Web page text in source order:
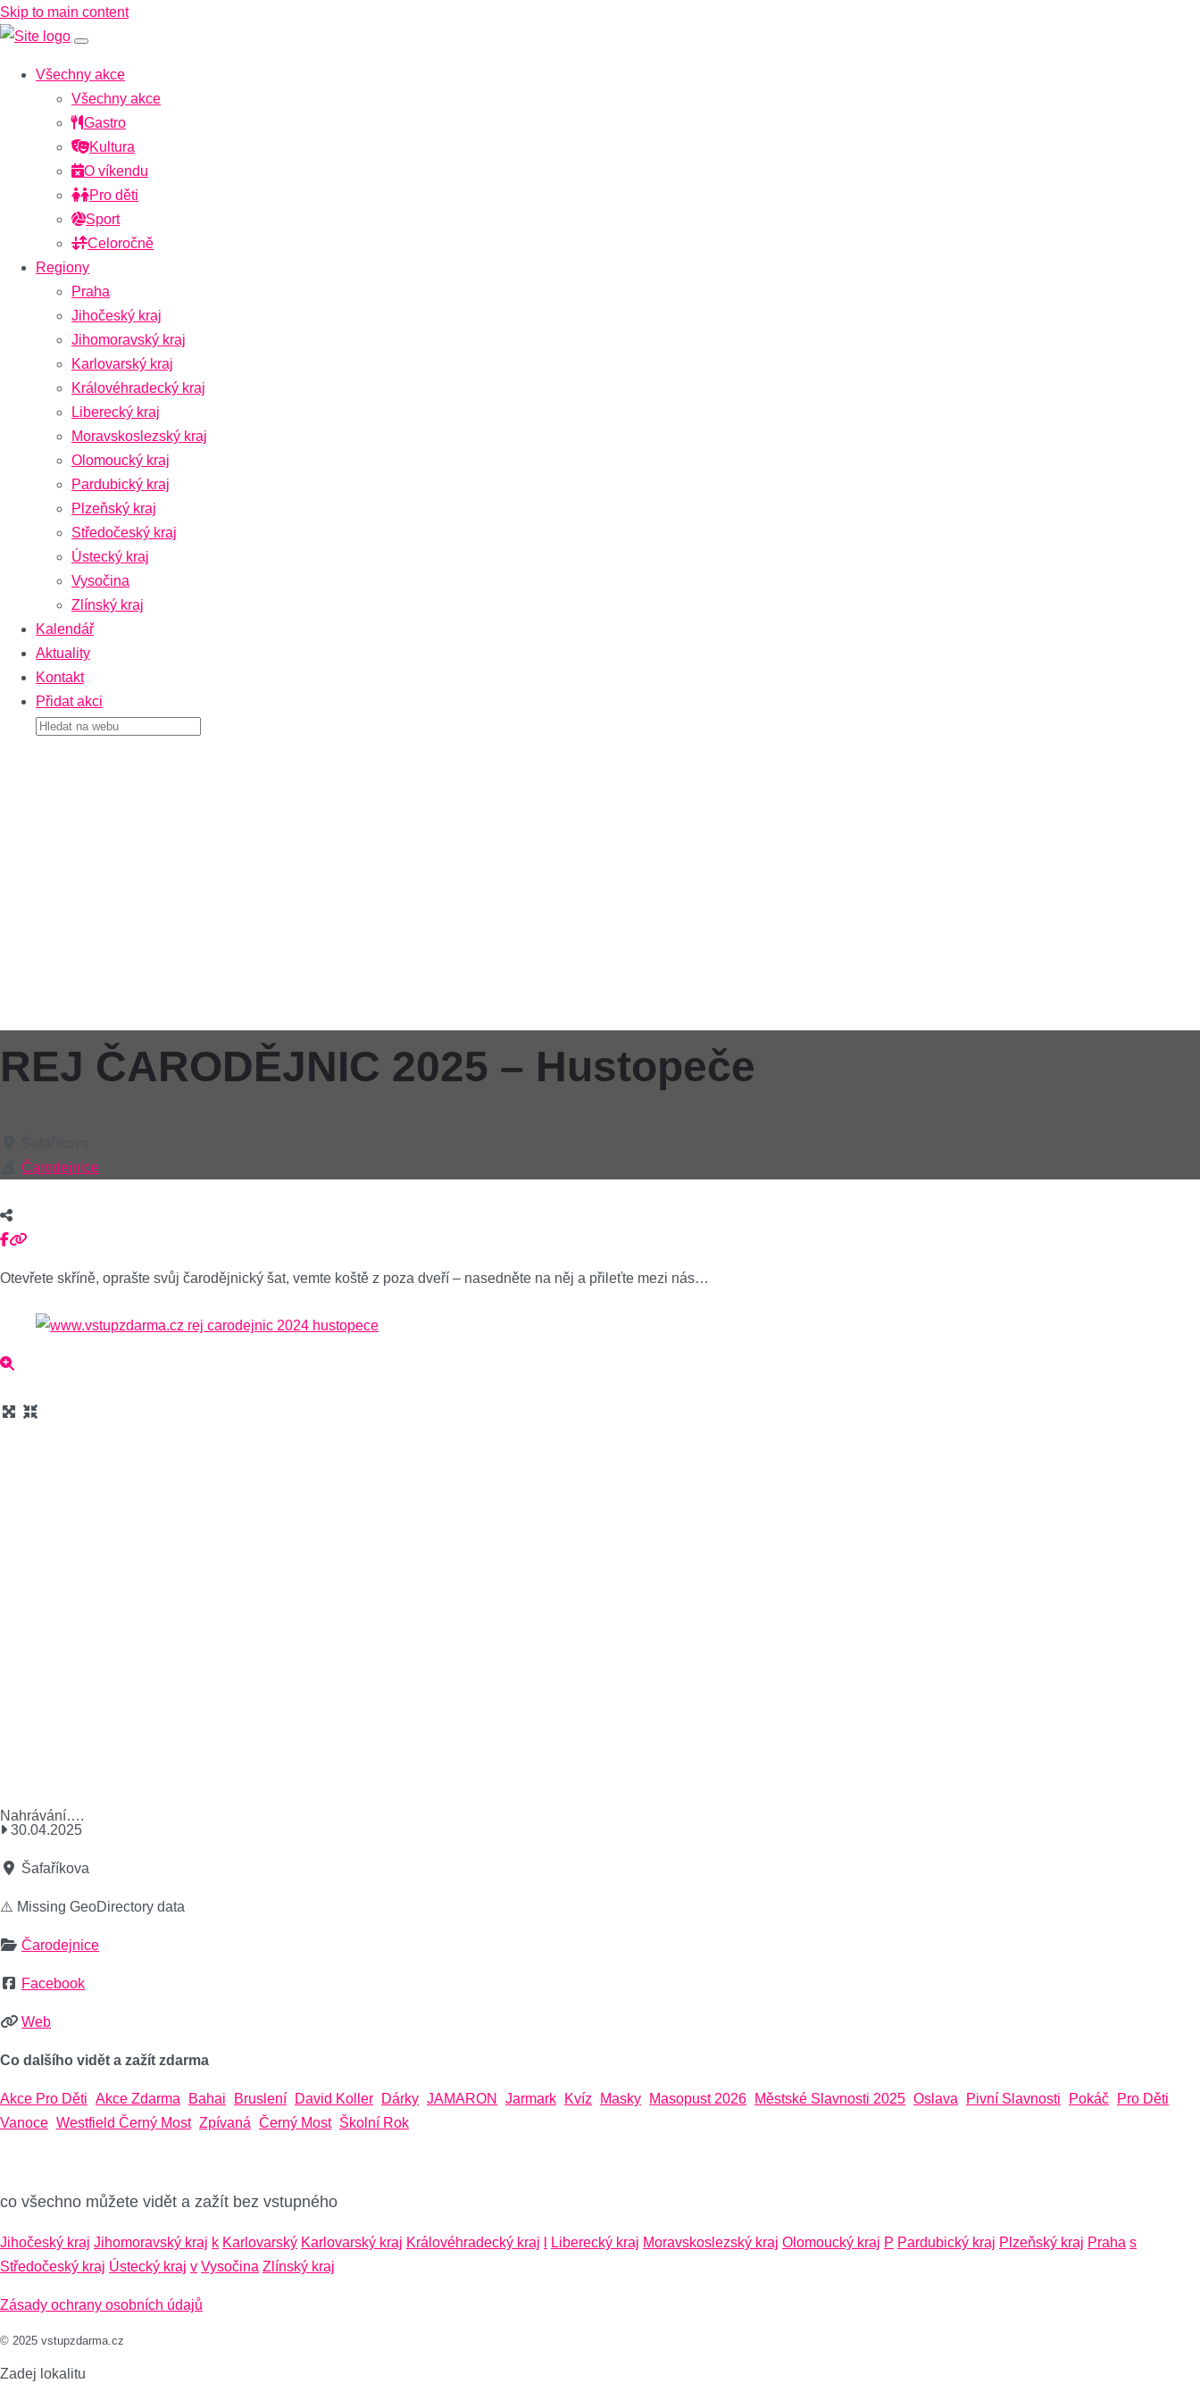
Skip to main content
Všechny akce
Všechny akce
Gastro
Kultura
O víkendu
Pro děti
Sport
Celoročně
Regiony
Praha
Jihočeský kraj
Jihomoravský kraj
Karlovarský kraj
Královéhradecký kraj
Liberecký kraj
Moravskoslezský kraj
Olomoucký kraj
Pardubický kraj
Plzeňský kraj
Středočeský kraj
Ústecký kraj
Vysočina
Zlínský kraj
Kalendář
Aktuality
Kontakt
Přidat akci
REJ ČARODĚJNIC 2025 – Hustopeče
Čarodejnice
Otevřete skříně, oprašte svůj čarodějnický šat, vemte koště z poza dveří – nasedněte na něj a přileťte mezi nás…
Nahrávání….
30.04.2025
Šafaříkova
⚠️ Missing GeoDirectory data
Čarodejnice
Facebook
Web
Co dalšího vidět a zažít zdarma
Akce Pro Děti Akce Zdarma Bahai Bruslení David Koller Dárky JAMARON Jarmark Kvíz Masky Masopust 2026 Městské Slavnosti 2025 Oslava Pivní Slavnosti Pokáč
Pro Děti
Vanoce Westfield Černý Most Zpívaná Černý Most Školní Rok
co všechno můžete vidět a zažít bez vstupného
Jihočeský kraj Jihomoravský kraj k Karlovarský Karlovarský kraj Královéhradecký kraj Liberecký kraj Moravskoslezský kraj Olomoucký kraj P Pardubický kraj Plzeňský kraj Praha s
Středočeský kraj Ústecký kraj v Vysočina Zlínský kraj
Zásady ochrany osobních údajů
© 2025 vstupzdarma.cz
Zadej lokalitu